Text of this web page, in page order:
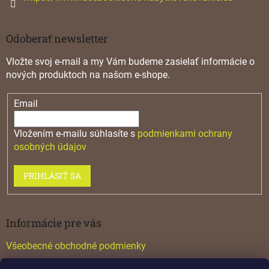
Odoberať newsletter
Vložte svoj e-mail a my Vám budeme zasielať informácie o
nových produktoch na našom e-shope.
Email
Vložením e-mailu súhlasíte s podmienkami ochrany
osobných údajov
PRIHLÁSIŤ SA
Informácie pre vás
Všeobecné obchodné podmienky